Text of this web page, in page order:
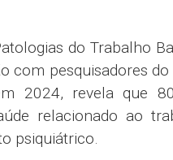
do Trabalho
com pesquisadores
2024, revela que
relacionado ao
psiquiátrico.